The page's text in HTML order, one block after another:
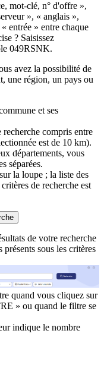
mot-clé, n° d'offre »,
», « anglais »,
entrée » entre chaque
? Saisissez
049RSNK.
avez la possibilité de
une région, un pays ou
et ses
compris entre
est de 10 km).
départements, vous
séparées.
la loupe ; la liste des
de recherche est
de votre recherche
sous les critères
quand vous cliquez sur
» ou quand le filtre se
indique le nombre